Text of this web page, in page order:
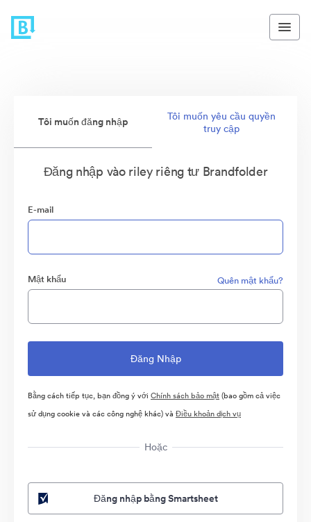
Tôi muốn đăng nhập
Tôi muốn yêu cầu quyền
truy cập
Đăng nhập vào riley riêng tư Brandfolder
E-mail
Mật khẩu Quên mật khẩu?
Bằng cách tiếp tục, bạn đồng ý với Chính sách bảo mật(bao gồm cả việc
sử dụng cookie và các công nghệ khác) và Điều khoản dịch vụ
Hoặc
Đăng nhập bằng Smartsheet